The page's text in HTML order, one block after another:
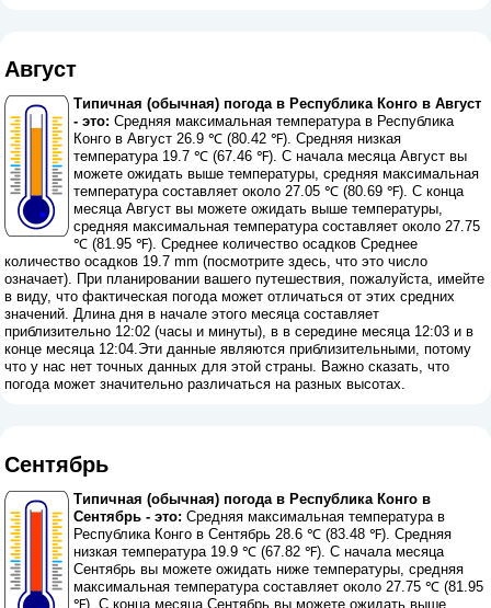
Август
Типичная (обычная) погода в Республика Конго в Август
- это: Средняя максимальная температура в Республика
Конго в Август 26.9 ℃ (80.42 ℉). Средняя низкая
температура 19.7 ℃ (67.46 ℉). С начала месяца Август вы
можете ожидать выше температуры, средняя максимальная
температура составляет около 27.05 ℃ (80.69 ℉). С конца
месяца Август вы можете ожидать выше температуры,
средняя максимальная температура составляет около 27.75
℃ (81.95 ℉). Среднее количество осадков Среднее
количество осадков 19.7 mm (посмотрите здесь, что это число
означает). При планировании вашего путешествия, пожалуйста, имейте
в виду, что фактическая погода может отличаться от этих средних
значений. Длина дня в начале этого месяца составляет
приблизительно 12:02 (часы и минуты), в в середине месяца 12:03 и в
конце месяца 12:04.Эти данные являются приблизительными, потому
что у нас нет точных данных для этой страны. Важно сказать, что
погода может значительно различаться на разных высотах.
Сентябрь
Типичная (обычная) погода в Республика Конго в
Сентябрь - это: Средняя максимальная температура в
Республика Конго в Сентябрь 28.6 ℃ (83.48 ℉). Средняя
низкая температура 19.9 ℃ (67.82 ℉). С начала месяца
Сентябрь вы можете ожидать ниже температуры, средняя
максимальная температура составляет около 27.75 ℃ (81.95
℉). С конца месяца Сентябрь вы можете ожидать выше